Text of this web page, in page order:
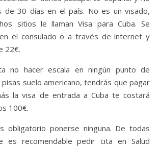
de 30 días en el país. No es un visado,
sitios le llaman Visa para Cuba. Se
el consulado o a través de internet y
22€.
no hacer escala en ningún punto de
pisas suelo americano, tendrás que pagar
la visa de entrada a Cuba te costará
100€.
obligatorio ponerse ninguna. De todas
es recomendable pedir cita en Salud